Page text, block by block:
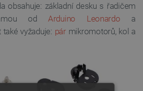
obsahuje: základní desku s řadičem
od Arduino Leonardo a
vyžaduje: pármikromotorů, kol a